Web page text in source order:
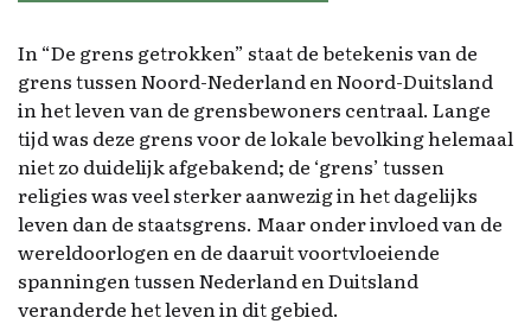
In “De grens getrokken” staat de betekenis van de
grens tussen Noord-Nederland en Noord-Duitsland
in het leven van de grensbewoners centraal. Lange
tijd was deze grens voor de lokale bevolking helemaal
niet zo duidelijk afgebakend; de ‘grens’ tussen
religies was veel sterker aanwezig in het dagelijks
leven dan de staatsgrens. Maar onder invloed van de
wereldoorlogen en de daaruit voortvloeiende
spanningen tussen Nederland en Duitsland
veranderde het leven in dit gebied.